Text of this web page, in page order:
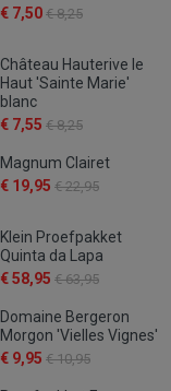
€ 7,50 € 8,25
Château Hauterive le
Haut 'Sainte Marie'
blanc
€ 7,55 € 8,25
Magnum Clairet
€ 19,95 € 22,95
Klein Proefpakket
Quinta da Lapa
€ 58,95 € 63,95
Domaine Bergeron
Morgon 'Vielles Vignes'
€ 9,95 € 10,95